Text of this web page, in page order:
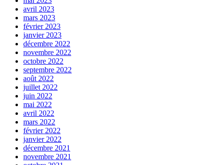
avril 2023
mars 2023
février 2023
janvier 2023
décembre 2022
novembre 2022
octobre 2022
septembre 2022
août 2022
juillet 2022
juin 2022
mai 2022
avril 2022
mars 2022
février 2022
janvier 2022
décembre 2021
novembre 2021